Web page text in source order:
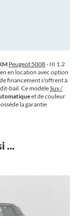
Peugeot 5008- III 1.2
en location avec option
financement s'offrent à
bail. Ce modèleSuv /
et de couleur
la garantie
...